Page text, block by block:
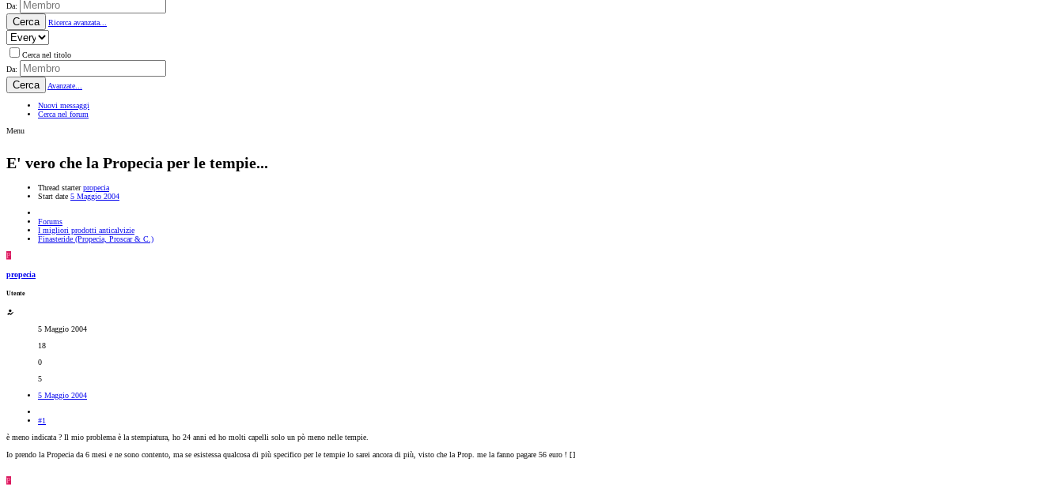
Da:
Cerca Ricerca avanzata...
Cerca nel titolo
Da:
Cerca Avanzate...
Nuovi messaggi
Cerca nel forum
Menu
E' vero che la Propecia per le tempie...
Thread starter propecia
Start date 5 Maggio 2004
Forums
I migliori prodotti anticalvizie
Finasteride (Propecia, Proscar & C.)
P
propecia
Utente
5 Maggio 2004
18
0
5
5 Maggio 2004
#1
è meno indicata ? Il mio problema è la stempiatura, ho 24 anni ed ho molti capelli solo un pò meno nelle tempie.
Io prendo la Propecia da 6 mesi e ne sono contento, ma se esistessa qualcosa di più specifico per le tempie lo sarei ancora di più, visto che la Prop. me la fanno pagare 56 euro ! []
P